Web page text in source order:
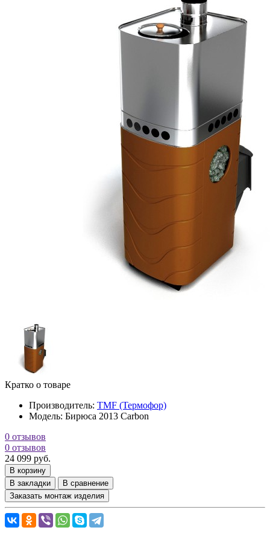
Кратко о товаре
Производитель: TMF (Термофор)
Модель: Бирюса 2013 Carbon
0 отзывов
0 отзывов
24 099 руб.
В корзину
В закладки
В сравнение
Заказать монтаж изделия